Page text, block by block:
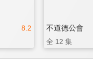
8.2 不道德公會
全 12 集